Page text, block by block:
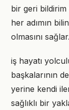
bir geri bildirim
her adımın
olmasını sağlar.
iş hayatı
başkalarının
yerine kendi
sağlıklı bir